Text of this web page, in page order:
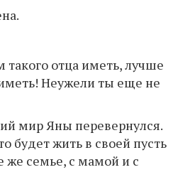
отца иметь, лучше
Неужели ты еще не
мир Яны перевернулся.
будет жить в своей пусть
же семье, с мамой и с